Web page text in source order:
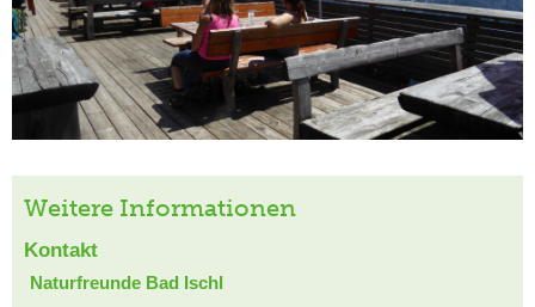
Weitere Informationen
Kontakt
Naturfreunde Bad Ischl